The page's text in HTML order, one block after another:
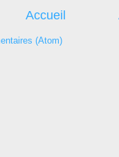
Accueil
(Atom)